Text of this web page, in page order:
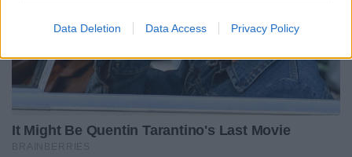
Data Deletion Data Access Privacy Policy